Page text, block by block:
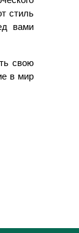
стиль
вами
свою
в мир